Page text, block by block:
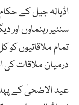
اڈیالہ جیل کے
سنئیر رہنماوں اور
تمام ملاقاتیوں
درمیان ملاقات
عید الاضحیٰ کے